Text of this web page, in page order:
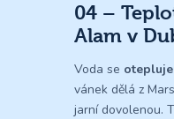
04 –
Alam v
Voda se otepluje
vánek dělá z
jarní dovolenou.